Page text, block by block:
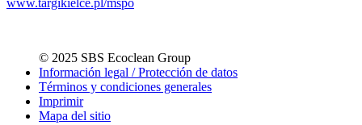
www.targikielce.pl/mspo
© 2025 SBS Ecoclean Group
Información legal / Protección de datos
Términos y condiciones generales
Imprimir
Mapa del sitio